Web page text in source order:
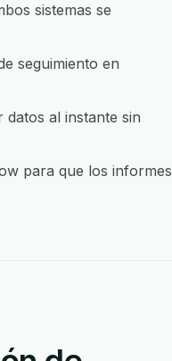
sistemas se
seguimiento en
al instante sin
para que los informes